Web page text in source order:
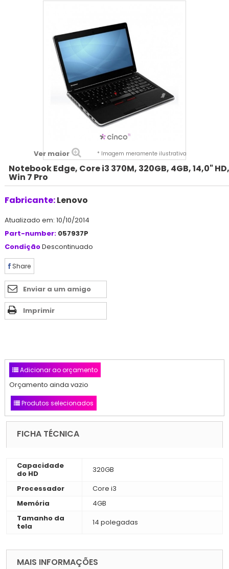
Ver maior * Imagem meramente ilustrativa
Notebook Edge, Core i3 370M, 320GB, 4GB, 14,0" HD,
Win 7 Pro
Fabricante:Lenovo
Atualizado em: 10/10/2014
Part-number: 057937P
CondiçãoDescontinuado
Share
Enviar a um amigo
Imprimir
Adicionar ao orçamento
Orçamento ainda vazio
Produtos selecionados
FICHA TÉCNICA
Capacidade
do HD
320GB
Processador
Core i3
Memória
4GB
Tamanho da
tela
14 polegadas
MAIS INFORMAÇÕES